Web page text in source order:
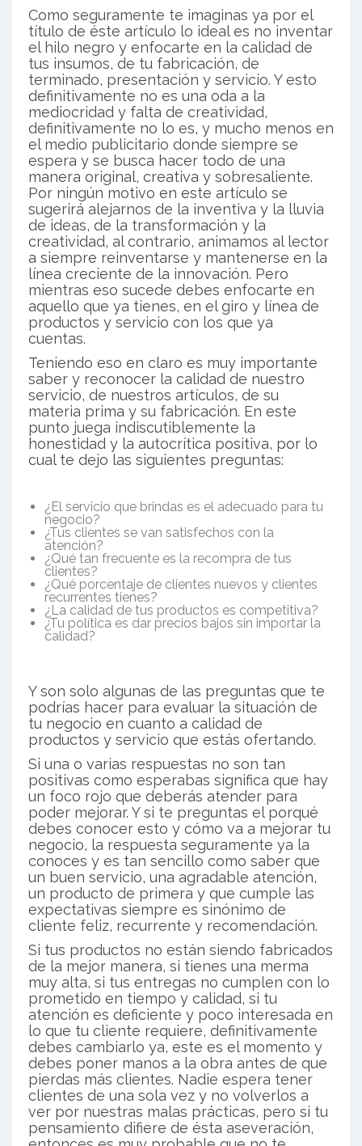
Como seguramente te imaginas ya por el
título de éste artículo lo ideal es no inventar
el hilo negro y enfocarte en la calidad de
tus insumos, de tu fabricación, de
terminado, presentación y servicio. Y esto
definitivamente no es una oda a la
mediocridad y falta de creatividad,
definitivamente no lo es, y mucho menos en
el medio publicitario donde siempre se
espera y se busca hacer todo de una
manera original, creativa y sobresaliente.
Por ningún motivo en este artículo se
sugerirá alejarnos de la inventiva y la lluvia
de ideas, de la transformación y la
creatividad, al contrario, animamos al lector
a siempre reinventarse y mantenerse en la
línea creciente de la innovación. Pero
mientras eso sucede debes enfocarte en
aquello que ya tienes, en el giro y línea de
productos y servicio con los que ya
cuentas.
Teniendo eso en claro es muy importante
saber y reconocer la calidad de nuestro
servicio, de nuestros artículos, de su
materia prima y su fabricación. En este
punto juega indiscutiblemente la
honestidad y la autocrítica positiva, por lo
cual te dejo las siguientes preguntas:
¿El servicio que brindas es el adecuado para tu
negocio?
¿Tus clientes se van satisfechos con la
atención?
¿Qué tan frecuente es la recompra de tus
clientes?
¿Qué porcentaje de clientes nuevos y clientes
recurrentes tienes?
¿La calidad de tus productos es competitiva?
¿Tu política es dar precios bajos sin importar la
calidad?
Y son solo algunas de las preguntas que te
podrías hacer para evaluar la situación de
tu negocio en cuanto a calidad de
productos y servicio que estás ofertando.
Si una o varias respuestas no son tan
positivas como esperabas significa que hay
un foco rojo que deberás atender para
poder mejorar. Y si te preguntas el porqué
debes conocer esto y cómo va a mejorar tu
negocio, la respuesta seguramente ya la
conoces y es tan sencillo como saber que
un buen servicio, una agradable atención,
un producto de primera y que cumple las
expectativas siempre es sinónimo de
cliente feliz, recurrente y recomendación.
Si tus productos no están siendo fabricados
de la mejor manera, si tienes una merma
muy alta, si tus entregas no cumplen con lo
prometido en tiempo y calidad, si tu
atención es deficiente y poco interesada en
lo que tu cliente requiere, definitivamente
debes cambiarlo ya, este es el momento y
debes poner manos a la obra antes de que
pierdas más clientes. Nadie espera tener
clientes de una sola vez y no volverlos a
ver por nuestras malas prácticas, pero si tu
pensamiento difiere de ésta aseveración,